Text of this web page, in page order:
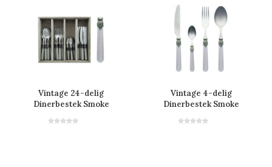
Vintage 24-delig
Dinerbestek Smoke
Vintage 4-delig
Dinerbestek Smoke